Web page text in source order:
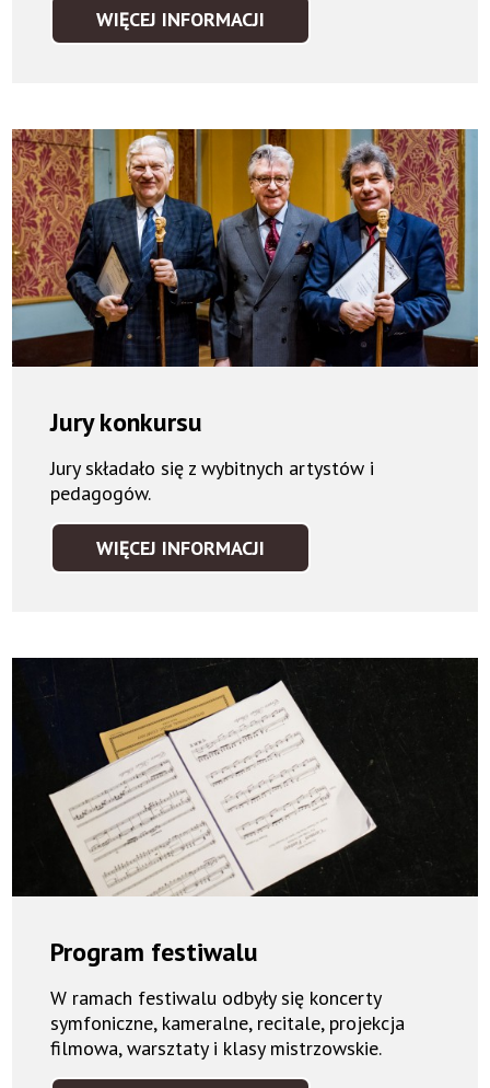
WIĘCEJ INFORMACJI
UCZESTNICY
Jury konkursu
Jury składało się z wybitnych artystów i
pedagogów.
WIĘCEJ INFORMACJI
JURY
Program festiwalu
W ramach festiwalu odbyły się koncerty
symfoniczne, kameralne, recitale, projekcja
filmowa, warsztaty i klasy mistrzowskie.